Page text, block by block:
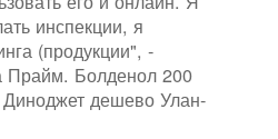
инспекции, я
(продукции", -
Прайм. Болденол 200
дешево Улан-